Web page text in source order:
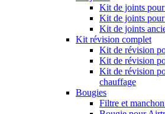
Kit de joints
Kit de joints
Kit de joints
Kit révision complet
Kit de révision
Kit de révision
Kit de révision
chauffage
Bougies
Filtre et